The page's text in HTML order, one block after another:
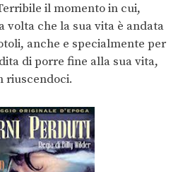
il momento in cui,
volta che la sua vita è andata
anche e specialmente per
di porre fine alla sua vita,
riuscendoci.